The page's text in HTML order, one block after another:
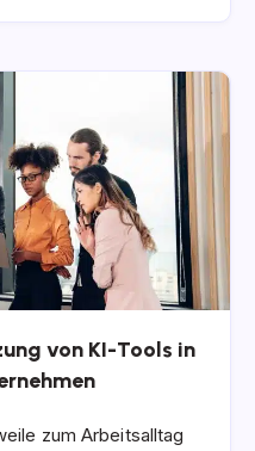
von KI-Tools in
zum Arbeitsalltag